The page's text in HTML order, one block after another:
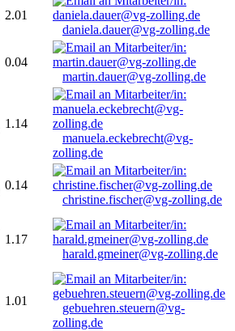
2.01
daniela.dauer@vg-zolling.de
0.04
martin.dauer@vg-zolling.de
1.14
manuela.eckebrecht@vg-
zolling.de
0.14
christine.fischer@vg-zolling.de
1.17
harald.gmeiner@vg-zolling.de
1.01
gebuehren.steuern@vg-
zolling.de